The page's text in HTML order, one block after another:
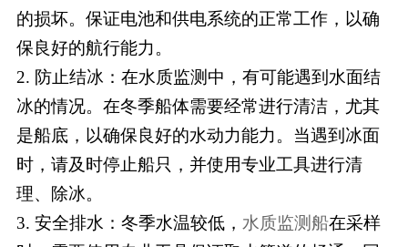
的损坏。保证电池和供电系统的正常工作，以确
保良好的航行能力。
2. 防止结冰：在水质监测中，有可能遇到水面结
冰的情况。在冬季船体需要经常进行清洁，尤其
是船底，以确保良好的水动力能力。当遇到冰面
时，请及时停止船只，并使用专业工具进行清
理、除冰。
3. 安全排水：冬季水温较低， 水质监测船在采样